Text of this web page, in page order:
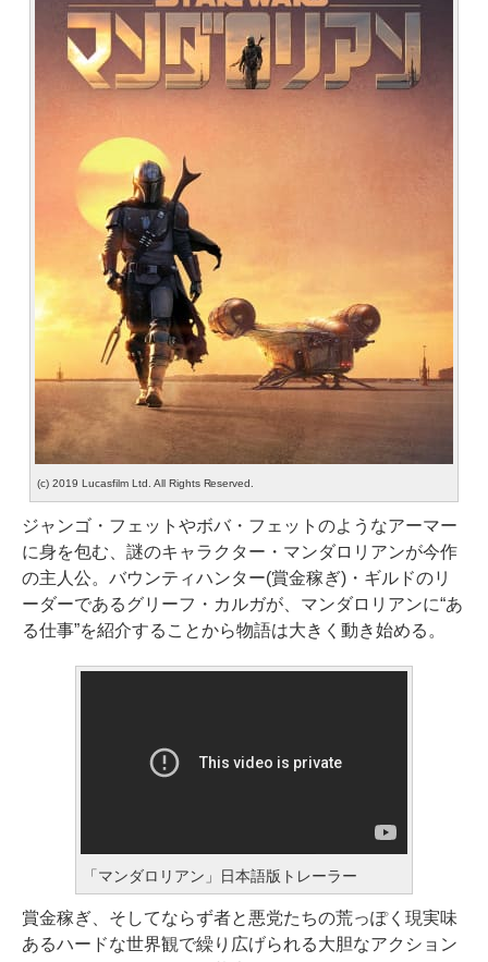
(c) 2019 Lucasfilm Ltd. All Rights Reserved.
ジャンゴ・フェットやボバ・フェットのようなアーマー
に身を包む、謎のキャラクター・マンダロリアンが今作
の主人公。バウンティハンター(賞金稼ぎ)・ギルドのリ
ーダーであるグリーフ・カルガが、マンダロリアンに“あ
る仕事”を紹介することから物語は大きく動き始める。
「マンダロリアン」日本語版トレーラー
賞金稼ぎ、そしてならず者と悪党たちの荒っぽく現実味
あるハードな世界観で繰り広げられる大胆なアクション